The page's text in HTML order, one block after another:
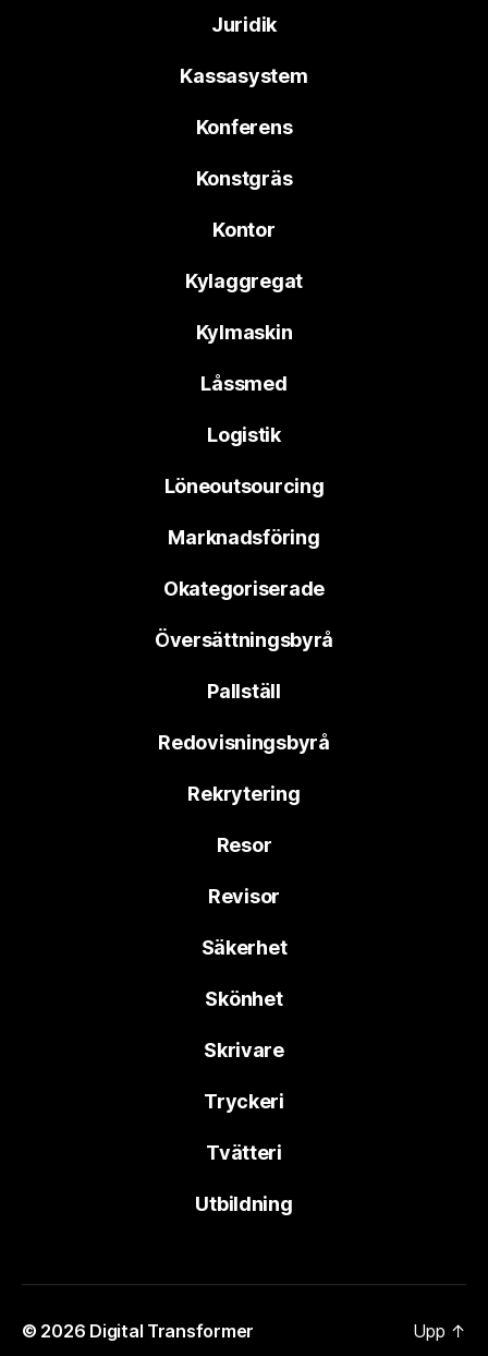
Juridik
Kassasystem
Konferens
Konstgräs
Kontor
Kylaggregat
Kylmaskin
Låssmed
Logistik
Löneoutsourcing
Marknadsföring
Okategoriserade
Översättningsbyrå
Pallställ
Redovisningsbyrå
Rekrytering
Resor
Revisor
Säkerhet
Skönhet
Skrivare
Tryckeri
Tvätteri
Utbildning
© 2026 Digital Transformer Upp ↑